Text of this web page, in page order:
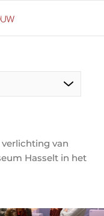
de aanmelding
van
Hasselt in het